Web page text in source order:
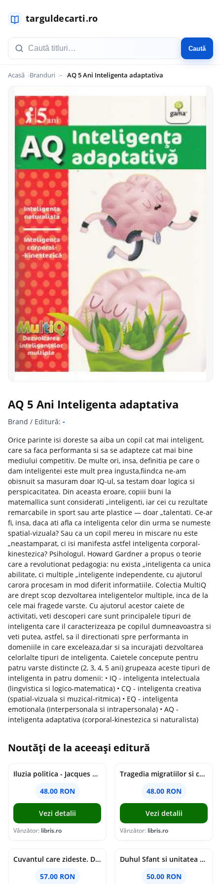
Caută
Acasă Branduri - AQ 5 Ani Inteligenta adaptativa
AQ 5 Ani Inteligenta adaptativa
Brand / Editură: -
Orice parinte isi doreste sa aiba un copil cat mai inteligent,
care sa faca performanta si sa se adapteze cat mai bine
mediului competitiv. De multe ori, insa, definitia pe care o
dam inteligentei este mult prea ingusta,fiindca ne-am
obisnuit sa masuram doar IQ-ul, sa testam doar logica si
perspicacitatea. Din aceasta eroare, copiii buni la
matemallica sunt considerati „inteligenti, iar cei cu rezultate
remarcabile in sport sau arte plastice — doar „talentati. Ce-ar
fi, insa, daca ati afla ca inteligenta celor din urma se numeste
spatial-vizuala? Sau ca un copil mereu in miscare nu este
„neastamparat, ci isi manifesta astfel inteligenta corporal-
kinestezica? Psihologul. Howard Gardner a propus o teorie
care a revolutionat pedagogia: nu exista „inteligenta ca unica
abilitate, ci multiple „inteligente independente, cu ajutorul
carora procesam in mod diferit informatiile. Colectia MultiQ
are drept scop dezvoltarea inteligentelor multiple, inca de la
cele mai fragede varste. Cu ajutorul acestor caiete de
activitati, veti descoperi care sunt principalele tipuri de
inteligenta care il caracterizeaza pe copilul dumneavoastra si
veti putea, astfel, sa il directionati spre performanta in
domeniile in care exceleaza,dar si sa incurajati dezvoltarea
celorlalte tipuri de inteligenta. Caietele concepute pentru
patru varste distincte (2, 3, 4, 5 ani) grupeaza aceste tipuri de
inteligenta in patru domenii: • IQ - inteligenta intelectuala
(lingvistica si logico-matematica) • CQ - inteligenta creativa
(spatial-vizuala si muzical-ritmica) • EQ - inteligenta
emotionala (interpersonala si intrapersonala) • AQ -
inteligenta adaptativa (corporal-kinestezica si naturalista)
Noutăți de la aceeași editură
Iluzia politica - Jacques Ellul
48.00 RON
Vezi detalii
Vânzător: libris.ro
Tragedia migratiilor si caderea imperiilor. Sfantul Augustin si noi - Chantal Delsol
48.00 RON
Vezi detalii
Vânzător: libris.ro
Cuvantul care zideste. Dialoguri - Vartan Arachelian
57.00 RON
Duhul Sfant si unitatea Bisericii. Jurnal de Conciliu - Andre Scrima
50.00 RON